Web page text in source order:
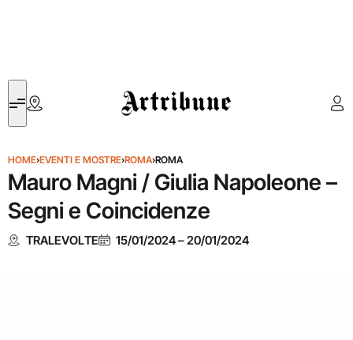
Artribune
HOME›EVENTI E MOSTRE›ROMA›ROMA
Mauro Magni / Giulia Napoleone –
Segni e Coincidenze
TRALEVOLTE 15/01/2024–20/01/2024